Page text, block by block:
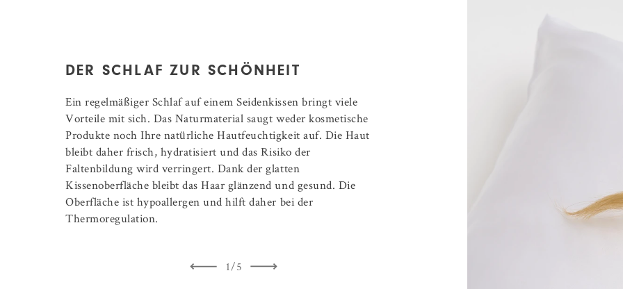
DER SCHLAF ZUR SCHÖNHEIT
Ein regelmäßiger Schlaf auf einem Seidenkissen bringt viele
Vorteile mit sich. Das Naturmaterial saugt weder kosmetische
Produkte noch Ihre natürliche Hautfeuchtigkeit auf. Die Haut
bleibt daher frisch, hydratisiert und das Risiko der
Faltenbildung wird verringert. Dank der glatten
Kissenoberfläche bleibt das Haar glänzend und gesund. Die
Oberfläche ist hypoallergen und hilft daher bei der
Thermoregulation.
1/5